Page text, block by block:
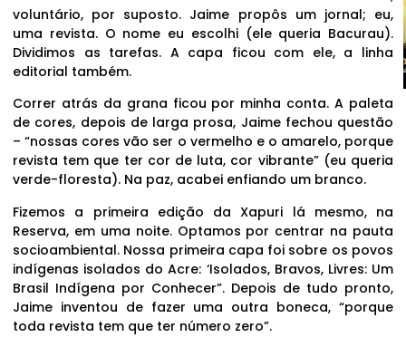
voluntário, por suposto. Jaime propôs um jornal; eu,
uma revista. O nome eu escolhi (ele queria Bacurau).
Dividimos as tarefas. A capa ficou com ele, a linha
editorial também.
Correr atrás da grana ficou por minha conta. A paleta
de cores, depois de larga prosa, Jaime fechou questão
– “nossas cores vão ser o vermelho e o amarelo, porque
revista tem que ter cor de luta, cor vibrante” (eu queria
verde-floresta). Na paz, acabei enfiando um branco.
Fizemos a primeira edição da Xapuri lá mesmo, na
Reserva, em uma noite. Optamos por centrar na pauta
socioambiental. Nossa primeira capa foi sobre os povos
indígenas isolados do Acre: ‘Isolados, Bravos, Livres: Um
Brasil Indígena por Conhecer”. Depois de tudo pronto,
Jaime inventou de fazer uma outra boneca, “porque
toda revista tem que ter número zero”.